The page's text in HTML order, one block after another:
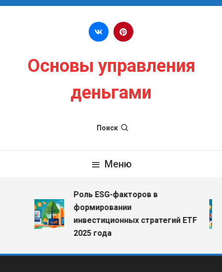
Перейти к содержимому
Основы управления
деньгами
Поиск
Меню
Роль ESG-факторов в
формировании
инвестиционных стратегий ETF
2025 года